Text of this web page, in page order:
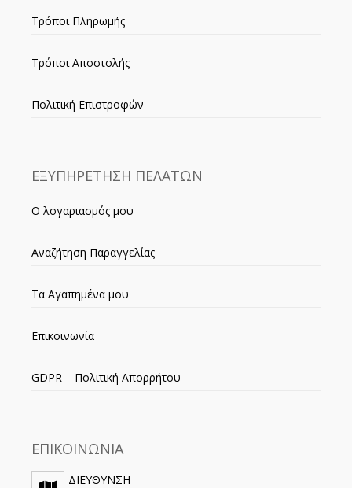
Τρόποι Πληρωμής
Τρόποι Αποστολής
Πολιτική Επιστροφών
ΕΞΥΠΗΡΕΤΗΣΗ ΠΕΛΑΤΩΝ
Ο λογαριασμός μου
Αναζήτηση Παραγγελίας
Τα Αγαπημένα μου
Επικοινωνία
GDPR – Πολιτική Απορρήτου
ΕΠΙΚΟΙΝΩΝΙΑ
ΔΙΕΥΘΥΝΣΗ